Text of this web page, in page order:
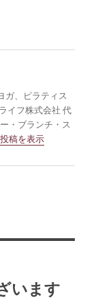
ガ、ピラティス
イフ株式会社 代
・ブランチ・ス
稿を表示
います